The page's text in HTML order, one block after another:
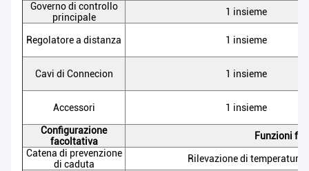
Governo di controllo
principale
1 insieme
Regolatore a distanza 1 insieme
Cavi di Connecion 1 insieme
Accessori 1 insieme
Configurazione
facoltativa
Funzioni
Catena di prevenzione
di caduta
Rilevazione di temperatura